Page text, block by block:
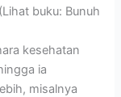
buku: Bunuh
kesehatan
ia
misalnya